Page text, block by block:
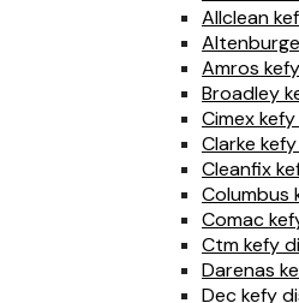
Allclean
Amros
Broadley
Cimex
Clarke
Cleanfix
Columbus
Comac
Ctm kefy
Darenas
Dec kefy